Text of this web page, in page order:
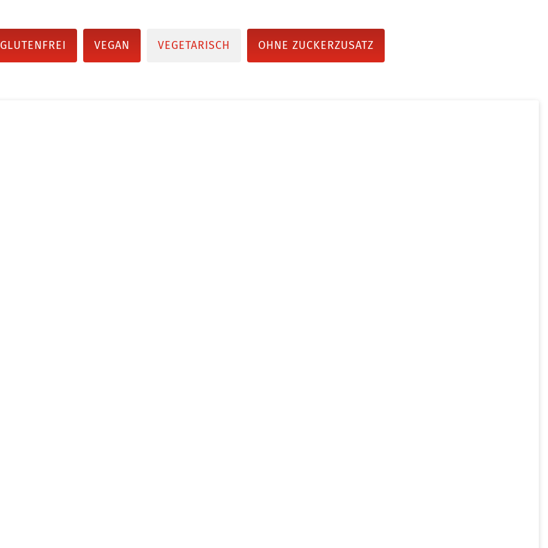
GLUTENFREI VEGAN VEGETARISCH OHNE ZUCKERZUSATZ